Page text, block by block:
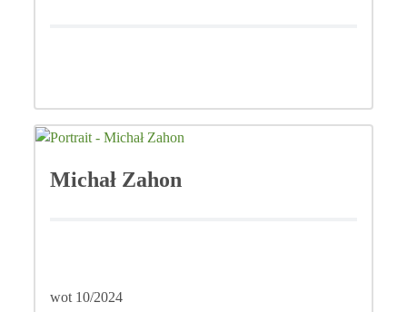
Michał Zahon
wot 10/2024